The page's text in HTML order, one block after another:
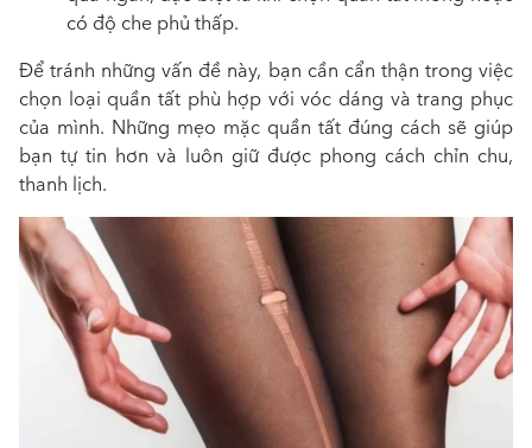
có độ che phủ thấp.
Để tránh những vấn đề này, bạn cần cẩn thận trong việc
chọn loại quần tất phù hợp với vóc dáng và trang phục
của mình. Những mẹo mặc quần tất đúng cách sẽ giúp
bạn tự tin hơn và luôn giữ được phong cách chỉn chu,
thanh lịch.